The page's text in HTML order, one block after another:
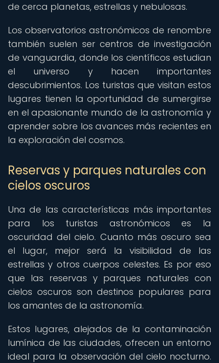
de cerca planetas, estrellas y nebulosas.
Los observatorios astronómicos de renombre
también suelen ser centros de investigación
de vanguardia, donde los científicos estudian
el universo y hacen importantes
descubrimientos. Los turistas que visitan estos
lugares tienen la oportunidad de sumergirse
en el apasionante mundo de la astronomía y
aprender sobre los avances más recientes en
la exploración del cosmos.
Reservas y parques naturales con
cielos oscuros
Una de las características más importantes
para los turistas astronómicos es la
oscuridad del cielo. Cuanto más oscuro sea
el lugar, mejor será la visibilidad de las
estrellas y otros cuerpos celestes. Es por eso
que las reservas y parques naturales con
cielos oscuros son destinos populares para
los amantes de la astronomía.
Estos lugares, alejados de la contaminación
lumínica de las ciudades, ofrecen un entorno
ideal para la observación del cielo nocturno.